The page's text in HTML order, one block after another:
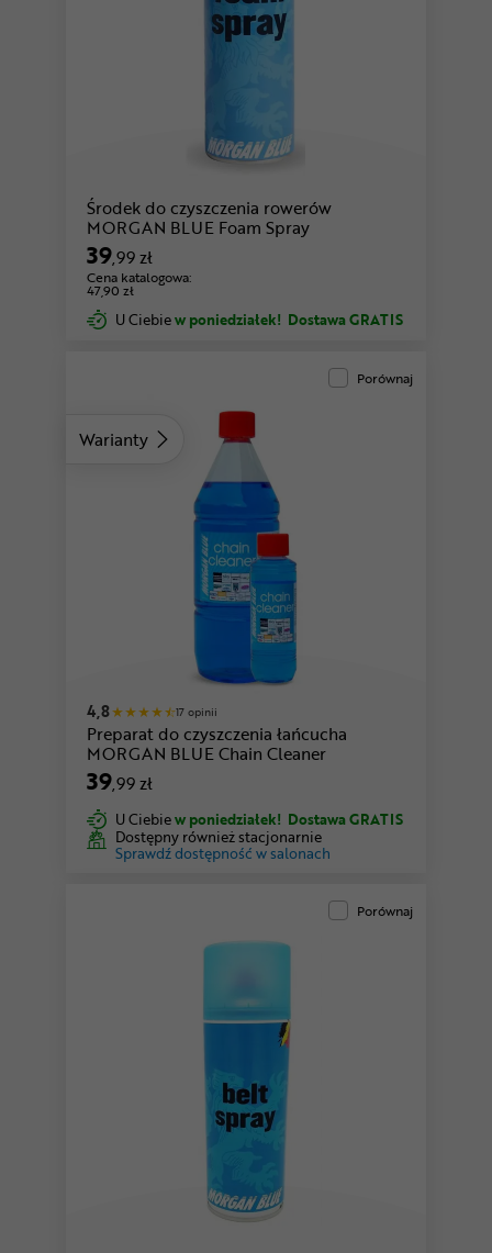
Środek do czyszczenia rowerów
MORGAN BLUE Foam Spray
39,99 zł
Cena katalogowa:
47,90 zł
U Ciebiew poniedziałek! Dostawa GRATIS
Warianty
Porównaj
4,8 17 opinii
Preparat do czyszczenia łańcucha
MORGAN BLUE Chain Cleaner
39,99 zł
U Ciebiew poniedziałek! Dostawa GRATIS
Dostępny również stacjonarnie
Sprawdź dostępność w salonach
Porównaj